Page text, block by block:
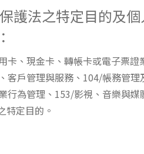
護法之特定目的及
、現金卡、轉帳卡或電子票
戶管理與服務、104/帳務管
為管理、153/影視、音樂與
特定目的。